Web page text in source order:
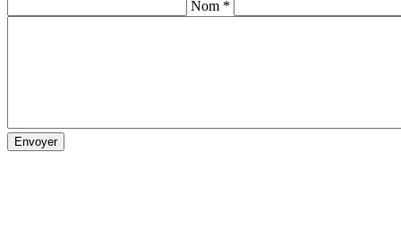
Nom *